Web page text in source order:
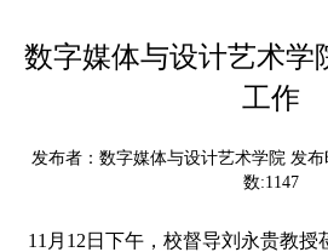
数字媒体与设计艺术学
工作
发布者：数字媒体与设计艺术学院 发布
数:1147
11月12日下午，校督导刘永贵教授